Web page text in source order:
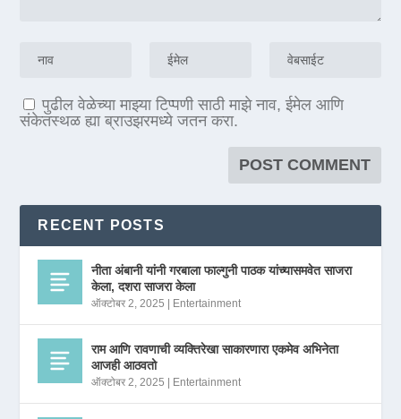
पुढील वेळेच्या माझ्या टिप्पणी साठी माझे नाव, ईमेल आणि
संकेतस्थळ ह्या ब्राउझरमध्ये जतन करा.
RECENT POSTS
नीता अंबानी यांनी गरबाला फाल्गुनी पाठक यांच्यासमवेत साजरा
केला, दशरा साजरा केला
ऑक्टोबर 2, 2025 Entertainment
राम आणि रावणाची व्यक्तिरेखा साकारणारा एकमेव अभिनेता
आजही आठवतो
ऑक्टोबर 2, 2025 Entertainment